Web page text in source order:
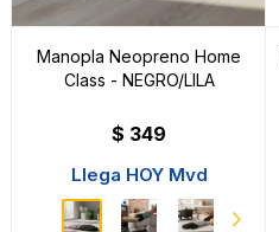
Manopla Neopreno Home
Class - NEGRO/LILA
$ 349
Llega HOY Mvd